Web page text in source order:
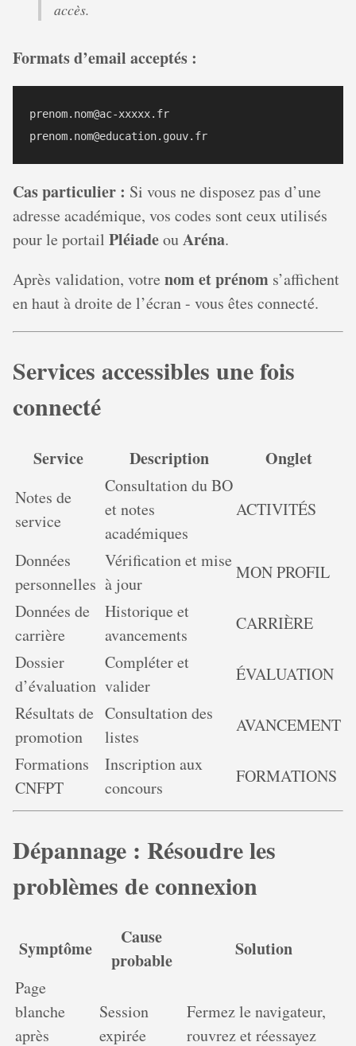
accès.
Formats d’email acceptés :
prenom.nom@ac-xxxxx.fr
Cas particulier : Si vous ne disposez pas d’une
adresse académique, vos codes sont ceux utilisés
pour le portail PléiadeouAréna.
Après validation, votre nom et prénom s’affichent
en haut à droite de l’écran - vous êtes connecté.
Services accessibles une fois
connecté
Service Description Onglet
Notes de
service
Consultation du BO
et notes
académiques
ACTIVITÉS
Données
personnelles
Vérification et mise
à jour
MON PROFIL
Données de
carrière
Historique et
avancements
CARRIÈRE
Dossier
d’évaluation
Compléter et
valider
ÉVALUATION
Résultats de
promotion
Consultation des
listes
AVANCEMENT
Formations
CNFPT
Inscription aux
concours
FORMATIONS
Dépannage : Résoudre les
problèmes de connexion
Symptôme
Cause
probable
Solution
Page
blanche
après
Session
expirée
Fermez le navigateur,
rouvrez et réessayez